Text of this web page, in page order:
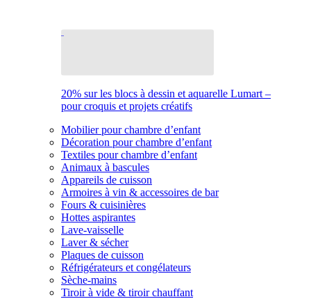
20% sur les blocs à dessin et aquarelle Lumart –
pour croquis et projets créatifs
Mobilier pour chambre d’enfant
Décoration pour chambre d’enfant
Textiles pour chambre d’enfant
Animaux à bascules
Appareils de cuisson
Armoires à vin & accessoires de bar
Fours & cuisinières
Hottes aspirantes
Lave-vaisselle
Laver & sécher
Plaques de cuisson
Réfrigérateurs et congélateurs
Sèche-mains
Tiroir à vide & tiroir chauffant